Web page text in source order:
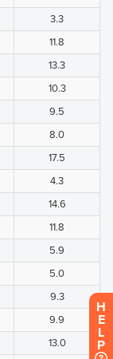
H
E
L
P